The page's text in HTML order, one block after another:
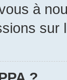
à
sur